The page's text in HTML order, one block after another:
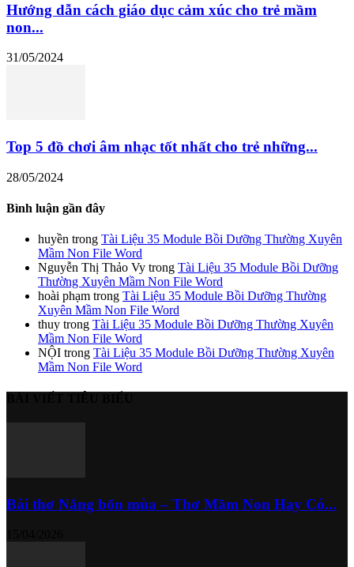
Hướng dẫn cách giáo dục cảm xúc cho trẻ mầm
non...
31/05/2024
Top 5 đồ chơi âm nhạc tốt nhất cho trẻ những...
28/05/2024
Bình luận gần đây
huyền trong Tài Liệu 35 Module Bồi Dưỡng Thường Xuyên
Mầm Non File Word
Nguyễn Thị Thảo Vy trong Tài Liệu 35 Module Bồi Dưỡng
Thường Xuyên Mầm Non File Word
hoài phạm trong Tài Liệu 35 Module Bồi Dưỡng Thường
Xuyên Mầm Non File Word
thuy trong Tài Liệu 35 Module Bồi Dưỡng Thường Xuyên
Mầm Non File Word
NỘI trong Tài Liệu 35 Module Bồi Dưỡng Thường Xuyên
Mầm Non File Word
Bài thơ Nắng bốn mùa – Thơ Mầm Non Hay Có...